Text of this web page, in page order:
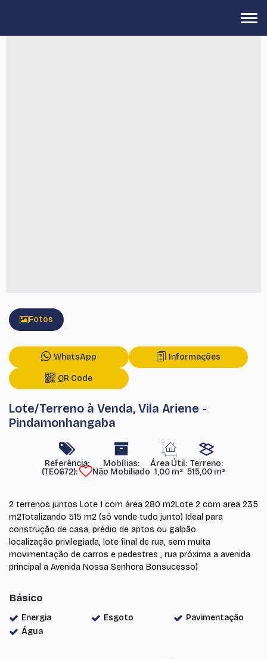
Fotos
WhatsApp Informações
QR Code
Lote/Terreno à Venda, Vila Ariene -
Pindamonhangaba
Referência:
(TE0672)
Mobílias:
Não Mobiliado
Área Útil:
1,00 m²
Terreno:
515,00 m²
2 terrenos juntos Lote 1 com área 280 m2Lote 2 com area 235
m2Totalizando 515 m2 (só vende tudo junto) Ideal para
construção de casa, prédio de aptos ou galpão.
localização privilegiada, lote final de rua, sem muita
movimentação de carros e pedestres , rua próxima a avenida
principal a Avenida Nossa Senhora Bonsucesso)
Básico
Energia Esgoto
Pavimentação
Água